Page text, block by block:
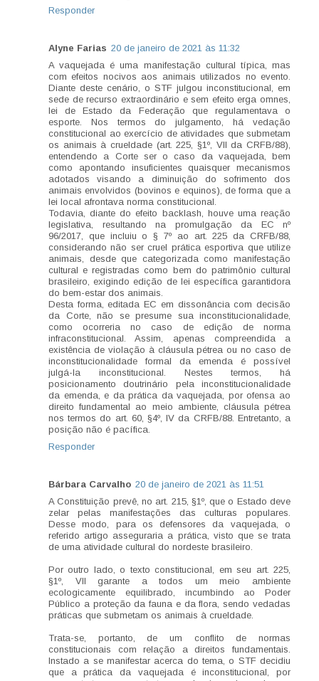
Responder
Alyne Farias 20 de janeiro de 2021 às 11:32
A vaquejada é uma manifestação cultural típica, mas
com efeitos nocivos aos animais utilizados no evento.
Diante deste cenário, o STF julgou inconstitucional, em
sede de recurso extraordinário e sem efeito erga omnes,
lei de Estado da Federação que regulamentava o
esporte. Nos termos do julgamento, há vedação
constitucional ao exercício de atividades que submetam
os animais à crueldade (art. 225, §1º, VII da CRFB/88),
entendendo a Corte ser o caso da vaquejada, bem
como apontando insuficientes quaisquer mecanismos
adotados visando a diminuição do sofrimento dos
animais envolvidos (bovinos e equinos), de forma que a
lei local afrontava norma constitucional.
Todavia, diante do efeito backlash, houve uma reação
legislativa, resultando na promulgação da EC nº
96/2017, que incluiu o § 7º ao art. 225 da CRFB/88,
considerando não ser cruel prática esportiva que utilize
animais, desde que categorizada como manifestação
cultural e registradas como bem do patrimônio cultural
brasileiro, exigindo edição de lei específica garantidora
do bem-estar dos animais.
Desta forma, editada EC em dissonância com decisão
da Corte, não se presume sua inconstitucionalidade,
como ocorreria no caso de edição de norma
infraconstitucional. Assim, apenas compreendida a
existência de violação à cláusula pétrea ou no caso de
inconstitucionalidade formal da emenda é possível
julgá-la inconstitucional. Nestes termos, há
posicionamento doutrinário pela inconstitucionalidade
da emenda, e da prática da vaquejada, por ofensa ao
direito fundamental ao meio ambiente, cláusula pétrea
nos termos do art. 60, §4º, IV da CRFB/88. Entretanto, a
posição não é pacífica.
Responder
Bárbara Carvalho 20 de janeiro de 2021 às 11:51
A Constituição prevê, no art. 215, §1º, que o Estado deve
zelar pelas manifestações das culturas populares.
Desse modo, para os defensores da vaquejada, o
referido artigo asseguraria a prática, visto que se trata
de uma atividade cultural do nordeste brasileiro.
Por outro lado, o texto constitucional, em seu art. 225,
§1º, VII garante a todos um meio ambiente
ecologicamente equilibrado, incumbindo ao Poder
Público a proteção da fauna e da flora, sendo vedadas
práticas que submetam os animais à crueldade.
Trata-se, portanto, de um conflito de normas
constitucionais com relação a direitos fundamentais.
Instado a se manifestar acerca do tema, o STF decidiu
que a prática da vaquejada é inconstitucional, por